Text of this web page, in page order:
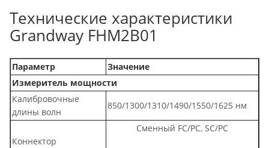
Технические характеристики
Grandway FHM2B01
Параметр
Значение
Измеритель мощности
Калибровочные
длины волн
850/1300/1310/1490/1550/1625 нм
Коннектор
Сменный FC/PC, SC/PC